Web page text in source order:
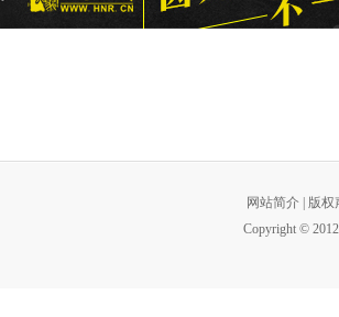
网站简介
版权
Copyright ©